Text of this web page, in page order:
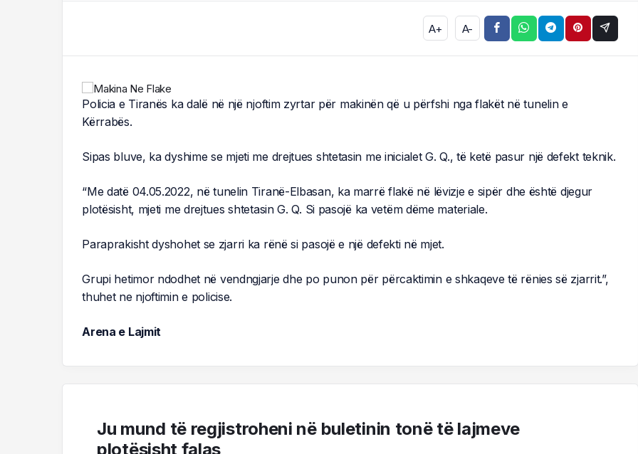
A+ A-
Policia e Tiranës ka dalë në një njoftim zyrtar për makinën që u përfshi nga flakët në tunelin e
Kërrabës.
Sipas bluve, ka dyshime se mjeti me drejtues shtetasin me inicialet G. Q., të ketë pasur një defekt teknik.
“Me datë 04.05.2022, në tunelin Tiranë-Elbasan, ka marrë flakë në lëvizje e sipër dhe është djegur
plotësisht, mjeti me drejtues shtetasin G. Q. Si pasojë ka vetëm dëme materiale.
Paraprakisht dyshohet se zjarri ka rënë si pasojë e një defekti në mjet.
Grupi hetimor ndodhet në vendngjarje dhe po punon për përcaktimin e shkaqeve të rënies së zjarrit.”,
thuhet ne njoftimin e policise.
Arena e Lajmit
Ju mund të regjistroheni në buletinin tonë të lajmeve
plotësisht falas